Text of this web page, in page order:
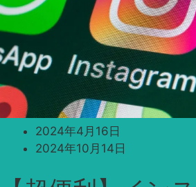
2024年4月16日
2024年10月14日